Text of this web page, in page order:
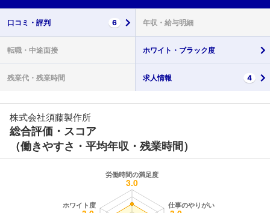
口コミ・ 評判 6 年収・ 給与明細
転職・ 中途面接 ホワイト・ ブラック度
残業代・ 残業時間 求人情報 4
株式会社須藤製作所
総合評価・スコア
（働きやすさ・平均年収・残業時間）